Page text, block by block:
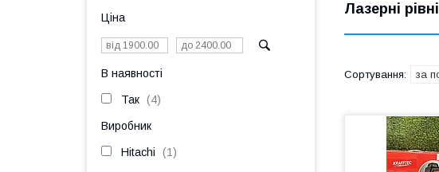
Лазерні рівні
Ціна
В наявності
Так 4
Виробник
Hitachi 1